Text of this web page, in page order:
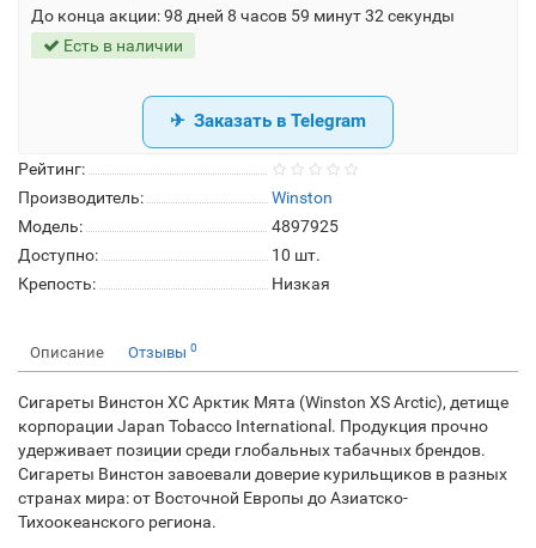
Рейтинг:
Производитель:
Winston
Модель:
4897925
Доступно:
10 шт.
Крепость:
Низкая
До конца акции:98 дней 8 часов 59 минут 31 секунда
Есть в наличии
Заказать в Telegram
Описание Отзывы 0
Сигареты Винстон ХС Арктик Мята (Winston XS Arctic), детище
корпорации Japan Tobacco International. Продукция прочно
удерживает позиции среди глобальных табачных брендов.
Сигареты Винстон завоевали доверие курильщиков в разных
странах мира: от Восточной Европы до Азиатско-
Тихоокеанского региона.